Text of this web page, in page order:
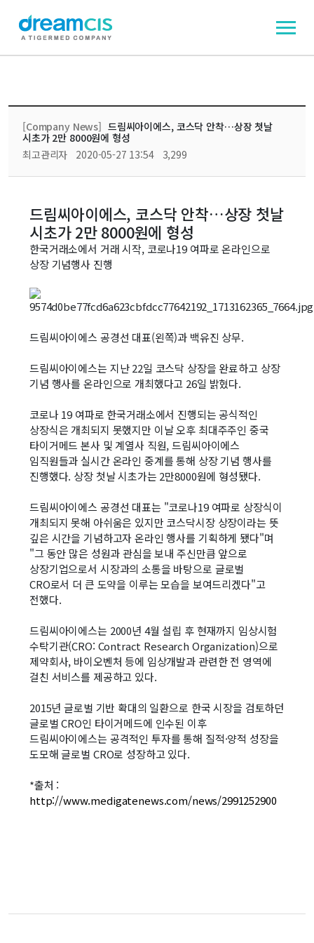
[Company News] 드림씨아이에스, 코스닥 안착…상장 첫날
시초가 2만 8000원에 형성
최고관리자
2020-05-27 13:54 3,299
드림씨아이에스, 코스닥 안착…상장 첫날
시초가 2만 8000원에 형성
한국거래소에서 거래 시작, 코로나19 여파로 온라인으로
상장 기념행사 진행
드림씨아이에스 공경선 대표(왼쪽)과 백유진 상무.
드림씨아이에스는 지난 22일 코스닥 상장을 완료하고 상장
기념 행사를 온라인으로 개최했다고 26일 밝혔다.
코로나 19 여파로 한국거래소에서 진행되는 공식적인
상장식은 개최되지 못했지만 이날 오후 최대주주인 중국
타이거메드 본사 및 계열사 직원, 드림씨아이에스
임직원들과 실시간 온라인 중계를 통해 상장 기념 행사를
진행했다. 상장 첫날 시초가는 2만8000원에 형성됐다.
드림씨아이에스 공경선 대표는 "코로나19 여파로 상장식이
개최되지 못해 아쉬움은 있지만 코스닥시장 상장이라는 뜻
깊은 시간을 기념하고자 온라인 행사를 기획하게 됐다"며
"그 동안 많은 성원과 관심을 보내 주신만큼 앞으로
상장기업으로서 시장과의 소통을 바탕으로 글로벌
CRO로서 더 큰 도약을 이루는 모습을 보여드리겠다"고
전했다.
드림씨아이에스는 2000년 4월 설립 후 현재까지 임상시험
수탁기관(CRO: Contract Research Organization)으로
제약회사, 바이오벤처 등에 임상개발과 관련한 전 영역에
걸친 서비스를 제공하고 있다.
2015년 글로벌 기반 확대의 일환으로 한국 시장을 검토하던
글로벌 CRO인 타이거메드에 인수된 이후
드림씨아이에스는 공격적인 투자를 통해 질적·양적 성장을
도모해 글로벌 CRO로 성장하고 있다.
*출처 :
http://www.medigatenews.com/news/2991252900